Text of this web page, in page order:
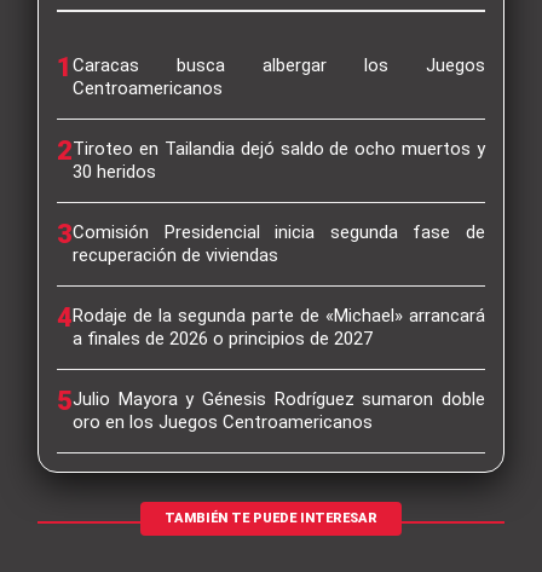
1Caracas busca albergar los Juegos
Centroamericanos
2Tiroteo en Tailandia dejó saldo de ocho muertos y
30 heridos
3Comisión Presidencial inicia segunda fase de
recuperación de viviendas
4Rodaje de la segunda parte de «Michael» arrancará
a finales de 2026 o principios de 2027
5Julio Mayora y Génesis Rodríguez sumaron doble
oro en los Juegos Centroamericanos
TAMBIÉN TE PUEDE INTERESAR